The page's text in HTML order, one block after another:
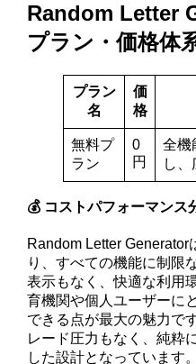
Random Letter
プラン・価格体
プラン
名
価
格
無料プ
ラン
0
円
全機
し、
💰 コストパフォーマンス
Random Letter
り、すべての機能に制限
表示もなく、快適な利用
育機関や個人ユーザーに
できる点が最大の魅力で
レード圧力もなく、純粋
した設計となっています。